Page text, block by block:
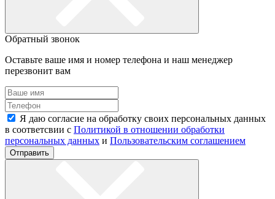
Обратный звонок
Оставьте ваше имя и номер телефона и наш менеджер
перезвонит вам
Я даю согласие на обработку своих персональных данных
в соответсвии с Политикой в отношении обработки
персональных данных и Пользовательским соглашением
Отправить